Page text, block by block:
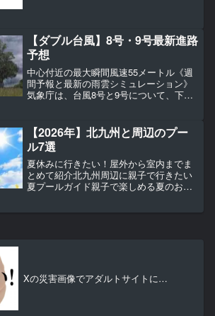
トル。工事着...
【ダブル台風】8号・9号最新進路
予想
中心付近の最大瞬間風速55メートル《週
間予報と最新の雨雲シミュレーション》
気象庁は、台風8号と9号について、下記
新進路予想と全国週間予報、雨雲シミュ
レーション■台風8...
【2026年】北九州と周辺のプー
ル7選
夏休みに行きたい！屋外から室内までま
とめて紹介北九州周辺に親子で行きたい
夏プールガイド親子で楽しめる夏のおす
Xの災害画像でアダルトサイトに…